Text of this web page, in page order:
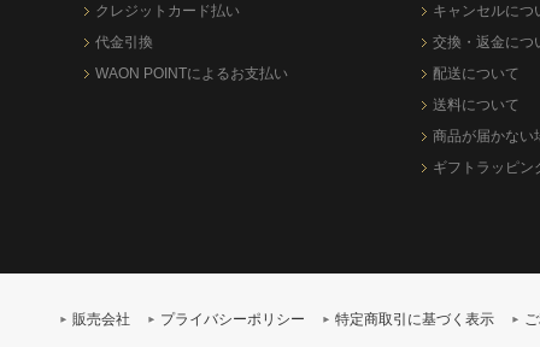
クレジットカード払い
代金引換
WAON POINTによるお支払い
キャンセルにつ
交換・返金につ
配送について
送料について
商品が届かない
ギフトラッピン
販売会社 プライバシーポリシー 特定商取引に基づく表示